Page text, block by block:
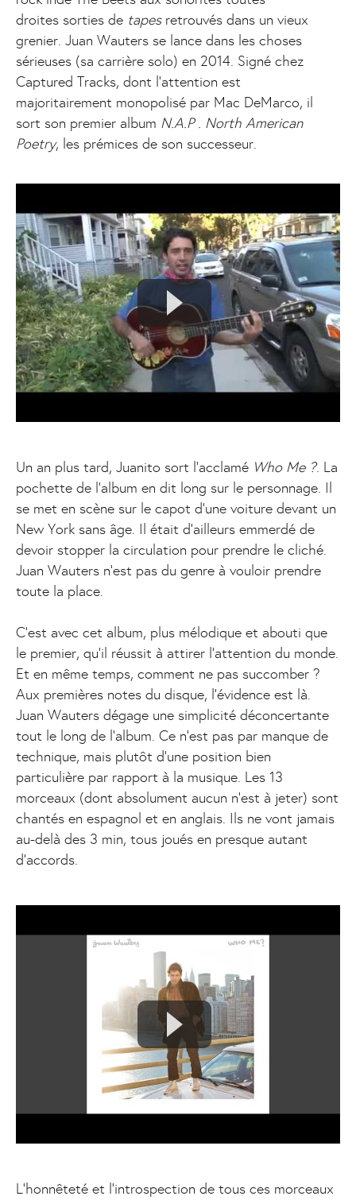
droites sorties de tapesretrouvés dans un vieux
grenier. Juan Wauters se lance dans les choses
sérieuses (sa carrière solo) en 2014. Signé chez
Captured Tracks, dont l’attention est
majoritairement monopolisé par Mac DeMarco, il
sort son premier album N.A.P . North American
Poetry, les prémices de son successeur.
Un an plus tard, Juanito sort l’acclamé Who Me ?. La
pochette de l’album en dit long sur le personnage. Il
se met en scène sur le capot d’une voiture devant un
New York sans âge. Il était d’ailleurs emmerdé de
devoir stopper la circulation pour prendre le cliché.
Juan Wauters n’est pas du genre à vouloir prendre
toute la place.
C’est avec cet album, plus mélodique et abouti que
le premier, qu’il réussit à attirer l’attention du monde.
Et en même temps, comment ne pas succomber ?
Aux premières notes du disque, l’évidence est là.
Juan Wauters dégage une simplicité déconcertante
tout le long de l’album. Ce n’est pas par manque de
technique, mais plutôt d’une position bien
particulière par rapport à la musique. Les 13
morceaux (dont absolument aucun n’est à jeter) sont
chantés en espagnol et en anglais. Ils ne vont jamais
au-delà des 3 min, tous joués en presque autant
d’accords.
L'honnêteté et l'introspection de tous ces morceaux